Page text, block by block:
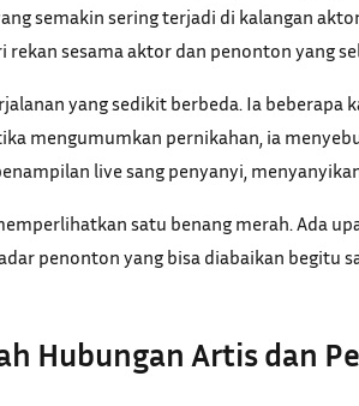
semakin sering terjadi di kalangan
sesama aktor dan penonton yang
yang sedikit berbeda. Ia beberapa
mengumumkan pernikahan, ia
live sang penyanyi,
satu benang merah. Ada
penonton yang bisa diabaikan
Hubungan Artis dan